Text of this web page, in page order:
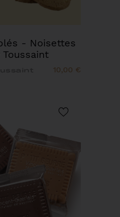
- Noisettes
10,00 €